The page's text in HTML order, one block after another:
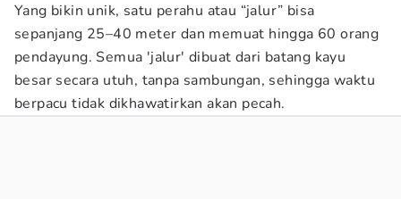
Yang bikin unik, satu perahu atau “jalur” bisa
sepanjang 25–40 meter dan memuat hingga 60 orang
pendayung. Semua 'jalur' dibuat dari batang kayu
besar secara utuh, tanpa sambungan, sehingga waktu
berpacu tidak dikhawatirkan akan pecah.